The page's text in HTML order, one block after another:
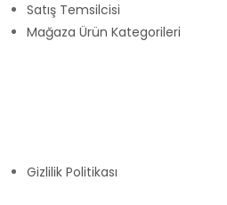
Satış Temsilcisi
Mağaza Ürün Kategorileri
Gizlilik Politikası